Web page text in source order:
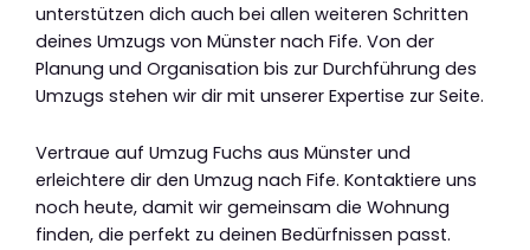
unterstützen dich auch bei allen weiteren Schritten
deines Umzugs von Münster nach Fife. Von der
Planung und Organisation bis zur Durchführung des
Umzugs stehen wir dir mit unserer Expertise zur Seite.
Vertraue auf Umzug Fuchs aus Münster und
erleichtere dir den Umzug nach Fife. Kontaktiere uns
noch heute, damit wir gemeinsam die Wohnung
finden, die perfekt zu deinen Bedürfnissen passt.